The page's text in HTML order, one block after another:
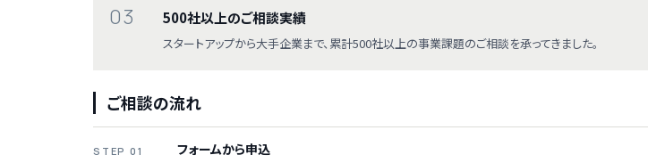
03 500社以上のご相談実績
スタートアップから大手企業まで、累計500社以上の事業課題のご相談を承ってきました。
ご相談の流れ
STEP 01 フォームから申込